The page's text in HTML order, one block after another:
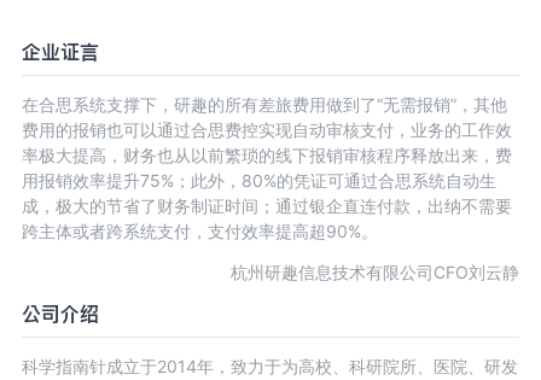
企业证言
在合思系统支撑下，研趣的所有差旅费用做到了“无需报销”，其他
费用的报销也可以通过合思费控实现自动审核支付，业务的工作效
率极大提高，财务也从以前繁琐的线下报销审核程序释放出来，费
用报销效率提升75%；此外，80%的凭证可通过合思系统自动生
成，极大的节省了财务制证时间；通过银企直连付款，出纳不需要
跨主体或者跨系统支付，支付效率提高超90%。
杭州研趣信息技术有限公司CFO刘云静
公司介绍
科学指南针成立于2014年，致力于为高校、科研院所、医院、研发